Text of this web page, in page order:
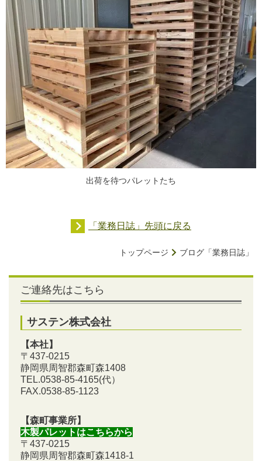
出荷を待つパレットたち
「業務日誌」先頭に戻る
トップページ ブログ「業務日誌」
ご連絡先はこちら
サステン株式会社
【本社】
〒437-0215
静岡県周智郡森町森1408
TEL.0538-85-4165(代）
FAX.0538-85-1123
【森町事業所】
木製パレットはこちらから
〒437-0215
静岡県周智郡森町森1418-1